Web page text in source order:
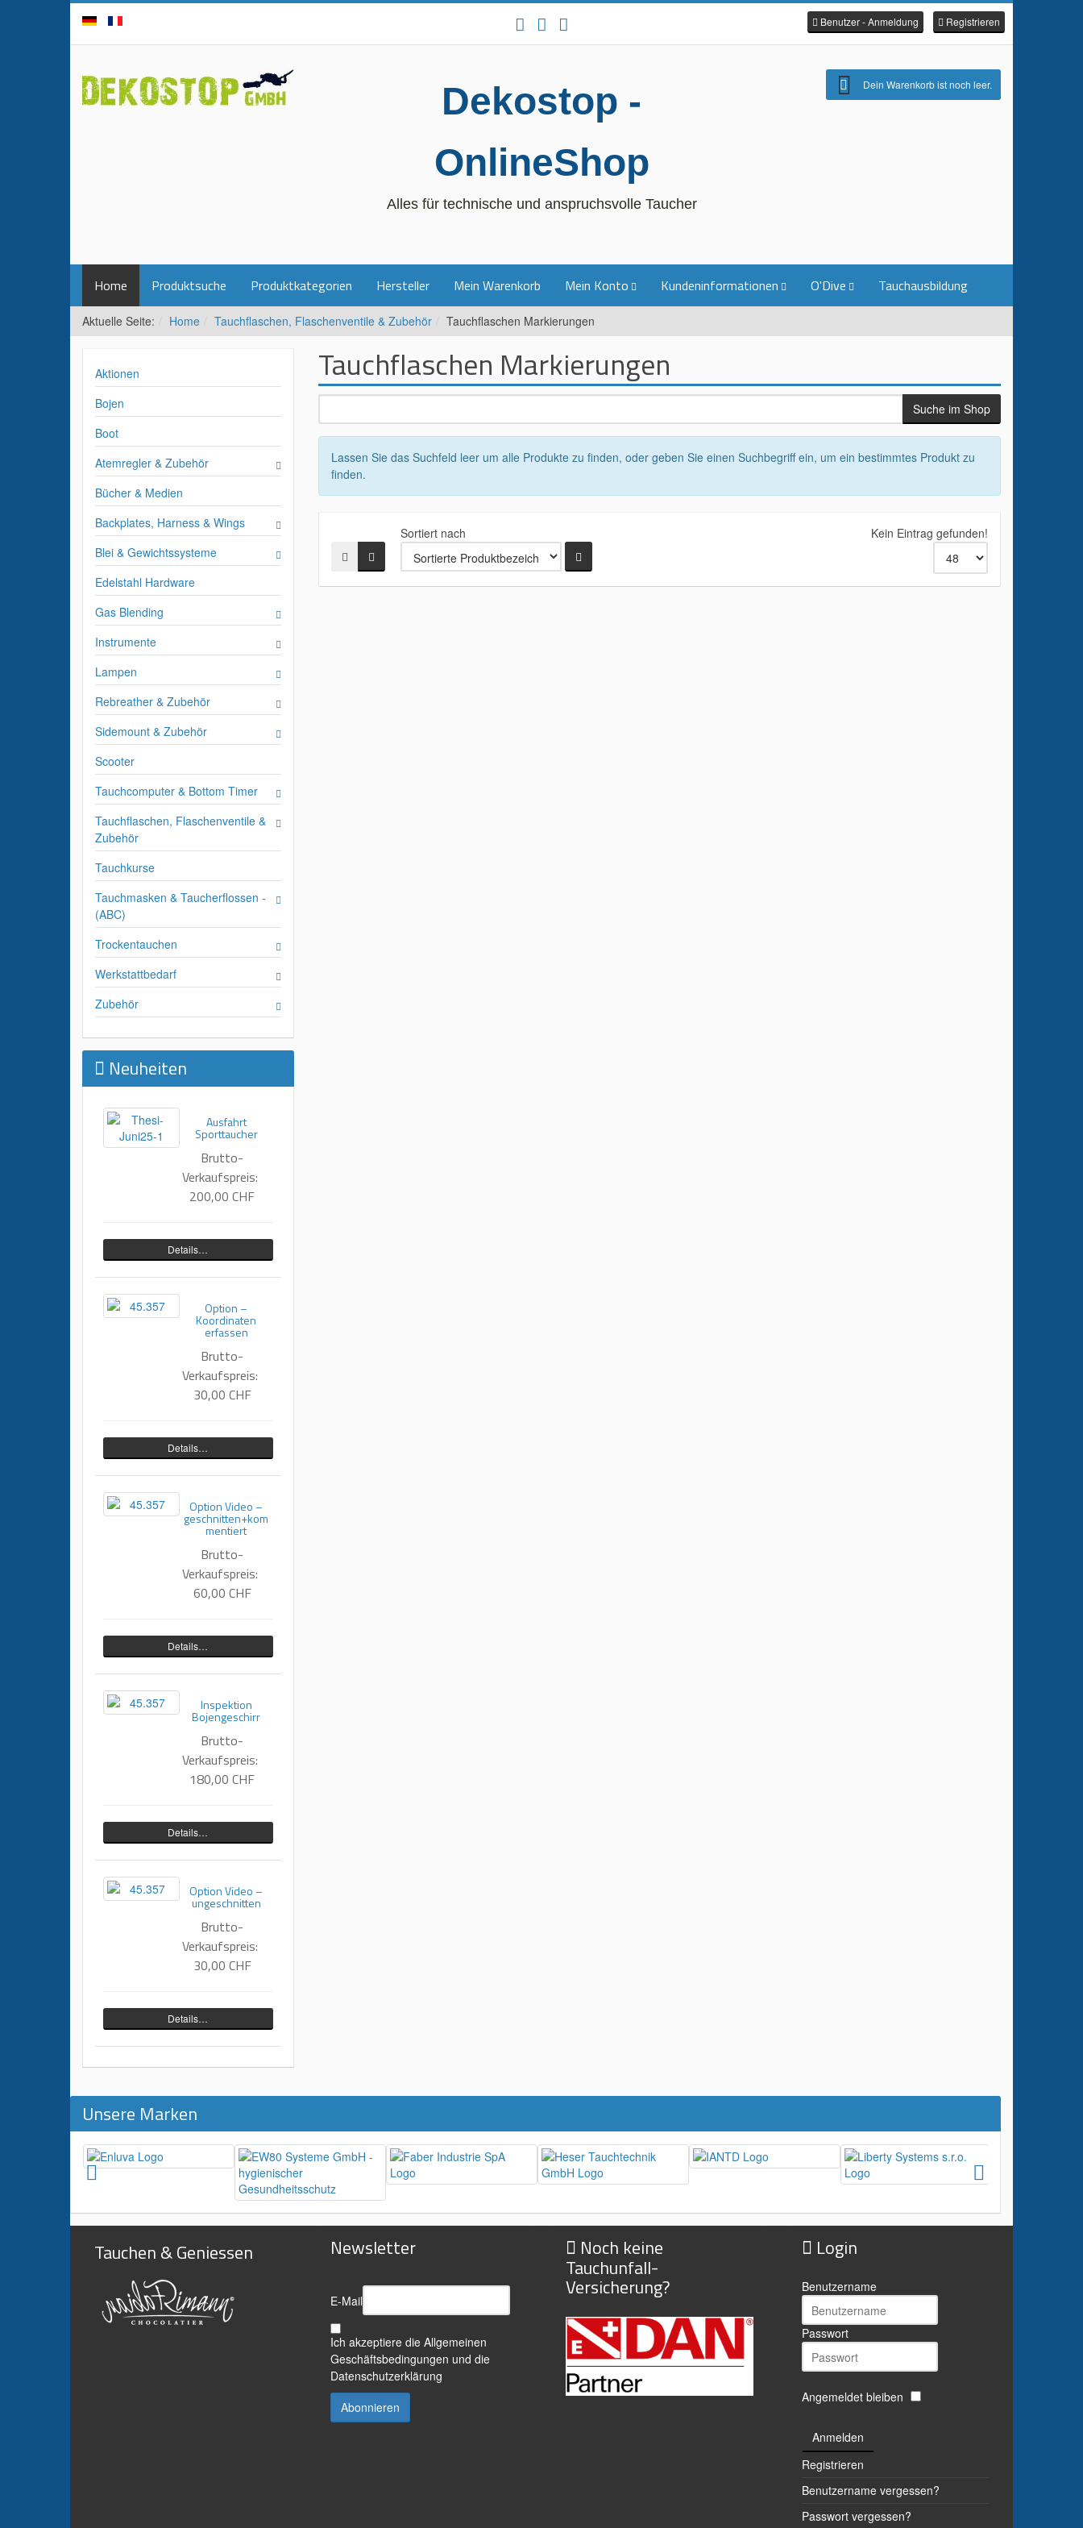
Benutzer - Anmeldung Registrieren
Dekostop -
OnlineShop
Alles für technische und anspruchsvolle Taucher
Dein Warenkorb ist noch leer.
Home Produktsuche Produktkategorien Hersteller Mein Warenkorb Mein Konto Kundeninformationen O'Dive Tauchausbildung
Aktuelle Seite: Home Tauchflaschen, Flaschenventile & Zubehör Tauchflaschen Markierungen
Tauchflaschen Markierungen
Lassen Sie das Suchfeld leer um alle Produkte zu finden, oder geben Sie einen Suchbegriff ein, um ein bestimmtes Produkt zu
finden.
Sortiert nach Kein Eintrag gefunden!
Aktionen
Bojen
Boot
Atemregler & Zubehör
Bücher & Medien
Backplates, Harness & Wings
Blei & Gewichtssysteme
Edelstahl Hardware
Gas Blending
Instrumente
Lampen
Rebreather & Zubehör
Sidemount & Zubehör
Scooter
Tauchcomputer & Bottom Timer
Tauchflaschen, Flaschenventile &
Zubehör
Tauchkurse
Tauchmasken & Taucherflossen -
(ABC)
Trockentauchen
Werkstattbedarf
Zubehör
Neuheiten
Ausfahrt
Sporttaucher
Brutto-
Verkaufspreis:
200,00 CHF
Details…
Option –
Koordinaten
erfassen
Brutto-
Verkaufspreis:
30,00 CHF
Details…
Option Video –
geschnitten+kom
mentiert
Brutto-
Verkaufspreis:
60,00 CHF
Details…
Inspektion
Bojengeschirr
Brutto-
Verkaufspreis:
180,00 CHF
Details…
Option Video –
ungeschnitten
Brutto-
Verkaufspreis:
30,00 CHF
Details…
Unsere Marken
Tauchen & Geniessen Newsletter
E-Mail
Ich akzeptiere die Allgemeinen
Geschäftsbedingungen und die
Datenschutzerklärung
Noch keine
Tauchunfall-
Versicherung?
Login
Benutzername
Passwort
Angemeldet bleiben
Anmelden
Registrieren
Benutzername vergessen?
Passwort vergessen?